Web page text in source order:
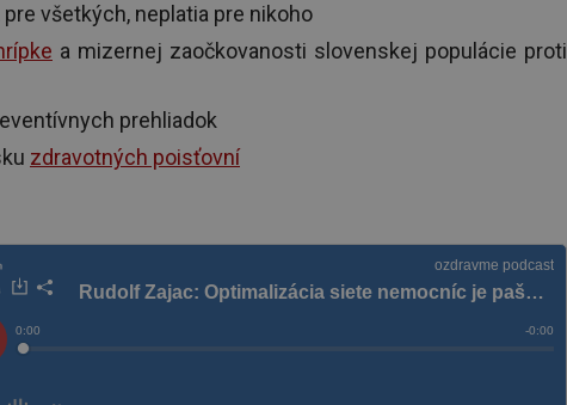
pre všetkých, neplatia pre nikoho
a mizernej zaočkovanosti slovenskej populácie proti
prehliadok
zdravotných poisťovní